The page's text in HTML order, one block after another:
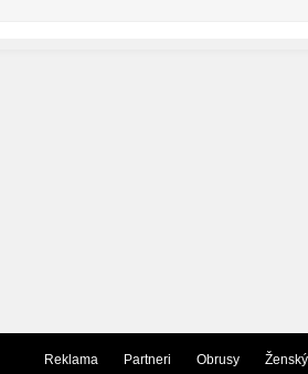
Reklama Partneri Obrusy